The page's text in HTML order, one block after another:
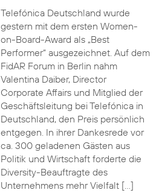
Telefónica Deutschland wurde
gestern mit dem ersten Women-
on-Board-Award als „Best
Performer“ ausgezeichnet. Auf dem
FidAR Forum in Berlin nahm
Valentina Daiber, Director
Corporate Affairs und Mitglied der
Geschäftsleitung bei Telefónica in
Deutschland, den Preis persönlich
entgegen. In ihrer Dankesrede vor
ca. 300 geladenen Gästen aus
Politik und Wirtschaft forderte die
Diversity-Beauftragte des
Unternehmens mehr Vielfalt […]